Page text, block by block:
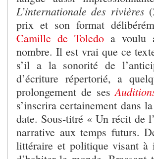
L’internationale des rivières
prix et son format
Camille de Toledoa voulu
nombre. Il est vrai que ce
s’il a la sonorité de
d’écriture répertorié, a
prolongement de ses
s’inscrira certainement dans
date. Sous-titré « Un récit de
narrative aux temps futurs.
littéraire et politique visant à